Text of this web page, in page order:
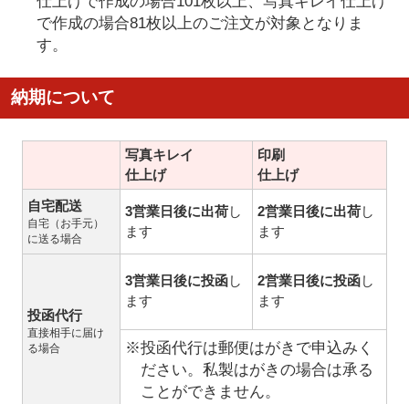
で作成の場合81枚以上のご注文が対象となりま
す。
納期について
写真キレイ
仕上げ
印刷
仕上げ
自宅配送
自宅（お手元）
に送る場合
3営業日後に出荷し
ます
2営業日後に出荷し
ます
投函代行
直接相手に届け
る場合
3営業日後に投函し
ます
2営業日後に投函し
ます
※投函代行は郵便はがきで申込みく
ださい。私製はがきの場合は承る
ことができません。